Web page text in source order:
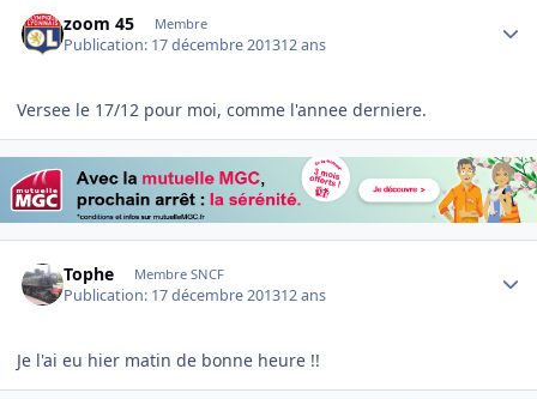
zoom 45 Membre
Publication: 17 décembre 201312 ans
Versee le 17/12 pour moi, comme l'annee derniere.
Tophe Membre SNCF
Publication: 17 décembre 201312 ans
Je l'ai eu hier matin de bonne heure !!